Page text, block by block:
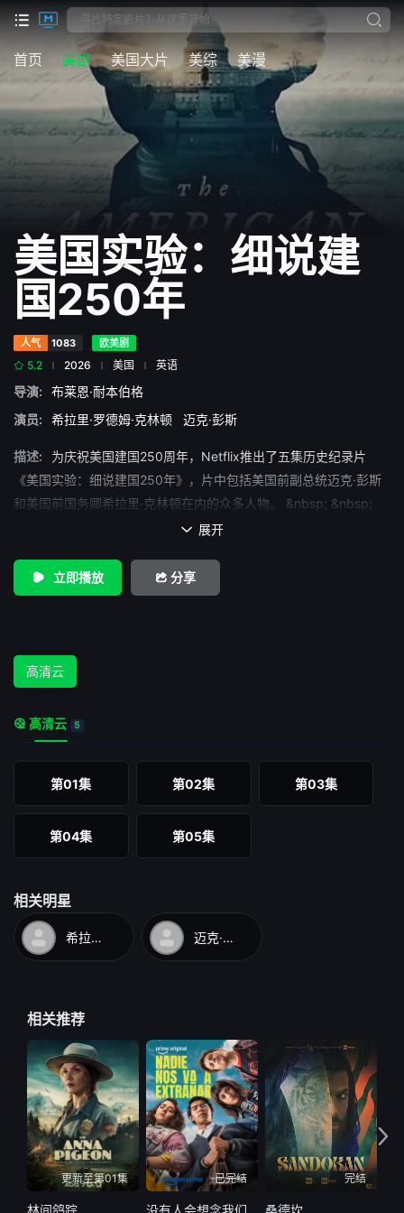
首页 美剧 美国大片 美综 美漫
美国实验：细说建
国250年
人气 1083 欧美剧
5.2 2026 美国 英语
导演:
布莱恩·耐本伯格
演员:
希拉里·罗德姆·克林顿 迈克·彭斯
描述:
为庆祝美国建国250周年，Netflix推出了五集历史纪录片
《美国实验：细说建国250年》，片中包括美国前副总统迈克·彭斯
和美国前国务卿希拉里·克林顿在内的众多人物。 &nbsp; &nbsp;
&nbsp; &nbsp; &nbsp; &nbsp; &nbsp; &nbsp; &nbsp; &nbsp;
&nbsp; &nbsp; &nbsp; &nbsp; &nbsp; &nbsp; &nbsp; &nbsp;
&nbsp; &nbsp; &nbsp; &nbsp; &nbsp; &nbsp; &nbsp; &nbsp;
国统治。为了庆祝美国独立250周年，Netflix推出了一部鸿篇巨制
——纪录片系列《美国实验：细说建国250年》。该系列重新审视了
美国的建国历程，以及美国革命的核心问题：一个民族能否自治？
影片涵盖了从独立战争到宪法起草等方方面面的内容。 &nbsp;
&nbsp; &nbsp; &nbsp; &nbsp; &nbsp; &nbsp; &nbsp; &nbsp;
&nbsp; &nbsp; &nbsp; &nbsp; &nbsp; &nbsp; &nbsp; &nbsp;
&nbsp; &nbsp; &nbsp; &nbsp; &nbsp; &nbsp; &nbsp; &nbsp;
&nbsp; &nbsp; &nbsp; &nbsp; &nbsp; &nbsp; &nbsp; &nbsp;
&nbsp; &nbsp; 这部 5 集系列纪录片由布莱恩·克纳彭伯格执
一些最关键的时刻，包括 《转折点：911与反恐战争》、《转折
点：原子弹与冷战》、 《转折点：越南战争》。 &nbsp; &nbsp;
&nbsp; &nbsp; &nbsp; &nbsp; &nbsp; &nbsp; &nbsp; &nbsp;
&nbsp; &nbsp; &nbsp; &nbsp; &nbsp; &nbsp; &nbsp; &nbsp;
&nbsp; 该系列节目还采访了美国历史上一些最具影响力的人
物，包括副总统、前参议员、内阁官员、前最高法院大法官、著名
历史学家等等。除了采访之外，该系列节目还邀请了配音演员为美
国建国史上的重要人物献声，其中包括传奇演员马丁·辛为乔治·华盛
顿配音。
 展开
立即播放 分享
高清云
高清云 5
第01集 第02集 第03集
第04集 第05集
相关明星
希拉里·罗德姆·克林顿 迈克·彭斯
相关推荐
更新至第01集 已完结 完结